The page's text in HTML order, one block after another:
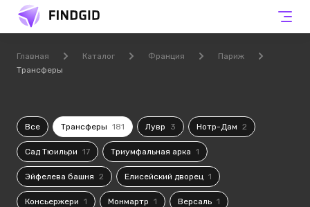
Главная Каталог Франция
Париж
Трансферы
Все Трансферы 181 Лувр 3 Нотр-Дам 2
Сад Тюильри 17 Триумфальная арка 1
Эйфелева башня 2 Елисейский дворец 1
Консьержери 1 Монмартр 1 Версаль 1